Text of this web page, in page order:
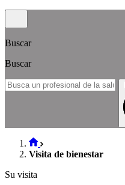
Buscar
Buscar
Visita de bienestar
Su visita